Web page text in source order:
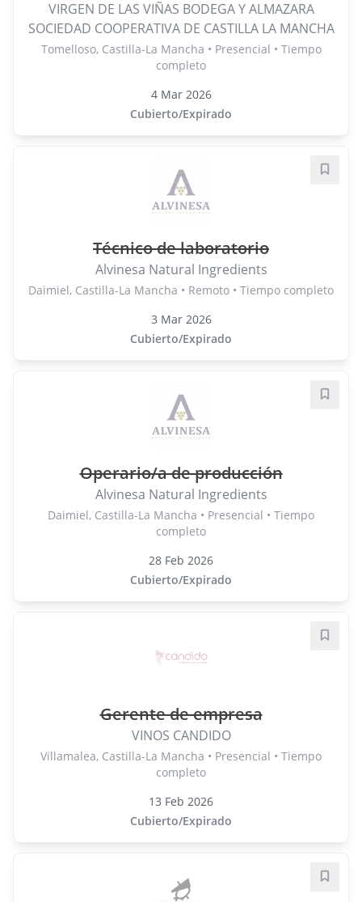
VIRGEN DE LAS VIÑAS BODEGA Y ALMAZARA
SOCIEDAD COOPERATIVA DE CASTILLA LA MANCHA
Tomelloso, Castilla-La Mancha • Presencial • Tiempo
completo
4 Mar 2026
Cubierto/Expirado
Técnico de laboratorio
Alvinesa Natural Ingredients
Daimiel, Castilla-La Mancha • Remoto • Tiempo completo
3 Mar 2026
Cubierto/Expirado
Operario/a de producción
Alvinesa Natural Ingredients
Daimiel, Castilla-La Mancha • Presencial • Tiempo
completo
28 Feb 2026
Cubierto/Expirado
Gerente de empresa
VINOS CANDIDO
Villamalea, Castilla-La Mancha • Presencial • Tiempo
completo
13 Feb 2026
Cubierto/Expirado